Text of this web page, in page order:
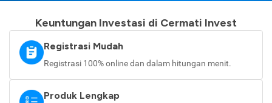
Keuntungan Investasi di Cermati Invest
Registrasi Mudah
Registrasi 100% online dan dalam hitungan menit.
Produk Lengkap